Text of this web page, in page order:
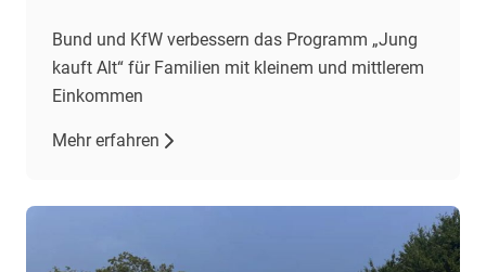
Bund und KfW verbessern das Programm „Jung
kauft Alt“ für Familien mit kleinem und mittlerem
Einkommen
Mehr erfahren